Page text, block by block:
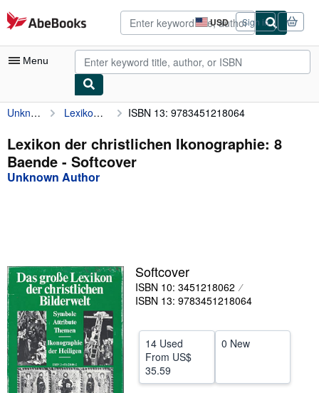
Skip to main content
AbeBooks.com USD
Site
shopping
preferences
Sign in
Menu
My Account
My Purchases
Advanced Search
Textbooks
Sellers
Start Selling
Help
CLOSE
Unknown Author Lexikon der christlichen Ikonographie: 8 Baende ISBN 13: 9783451218064
Lexikon der christlichen Ikonographie: 8
Baende - Softcover
Unknown Author
Softcover
ISBN 10: 3451218062
ISBN 13: 9783451218064
14 Used
From US$
35.59
0 New